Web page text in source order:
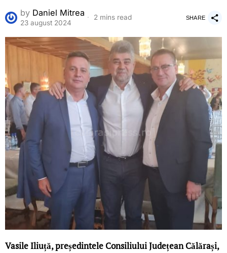
by Daniel Mitrea
23 august 2024
2 mins read SHARE
Vasile Iliuță, președintele Consiliului Județean Călărași,